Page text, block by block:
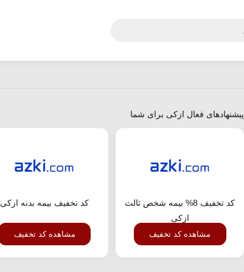
پیشنهادهای فعال ازکی برای شما
کد تخفیف 8% بیمه شخص ثالث
ازکی
مشاهده کد تخفیف
کد تخفیف بیمه بدنه ازکی
مشاهده کد تخفیف